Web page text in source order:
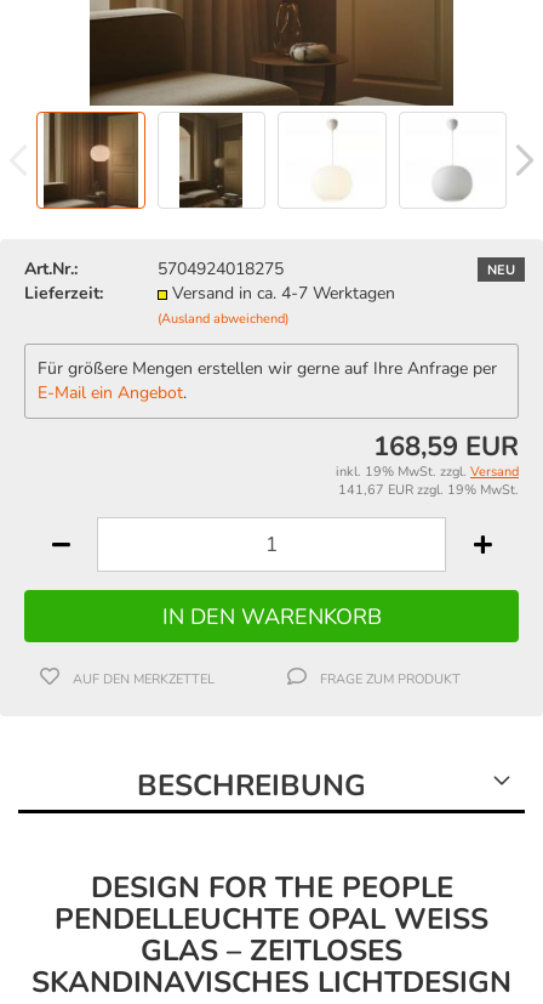
NEU
Art.Nr.:
5704924018275
Lieferzeit:
Versand in ca. 4-7 Werktagen
(Ausland abweichend)
Für größere Mengen erstellen wir gerne auf Ihre Anfrage per
E-Mail ein Angebot.
168,59 EUR
inkl. 19% MwSt. zzgl. Versand
141,67 EUR zzgl. 19% MwSt.
AUF DEN MERKZETTEL FRAGE ZUM PRODUKT
BESCHREIBUNG
DESIGN FOR THE PEOPLE
PENDELLEUCHTE OPAL WEISS G
LAS – ZEITLOSES S
KANDINAVISCHES LICHTDESIGN